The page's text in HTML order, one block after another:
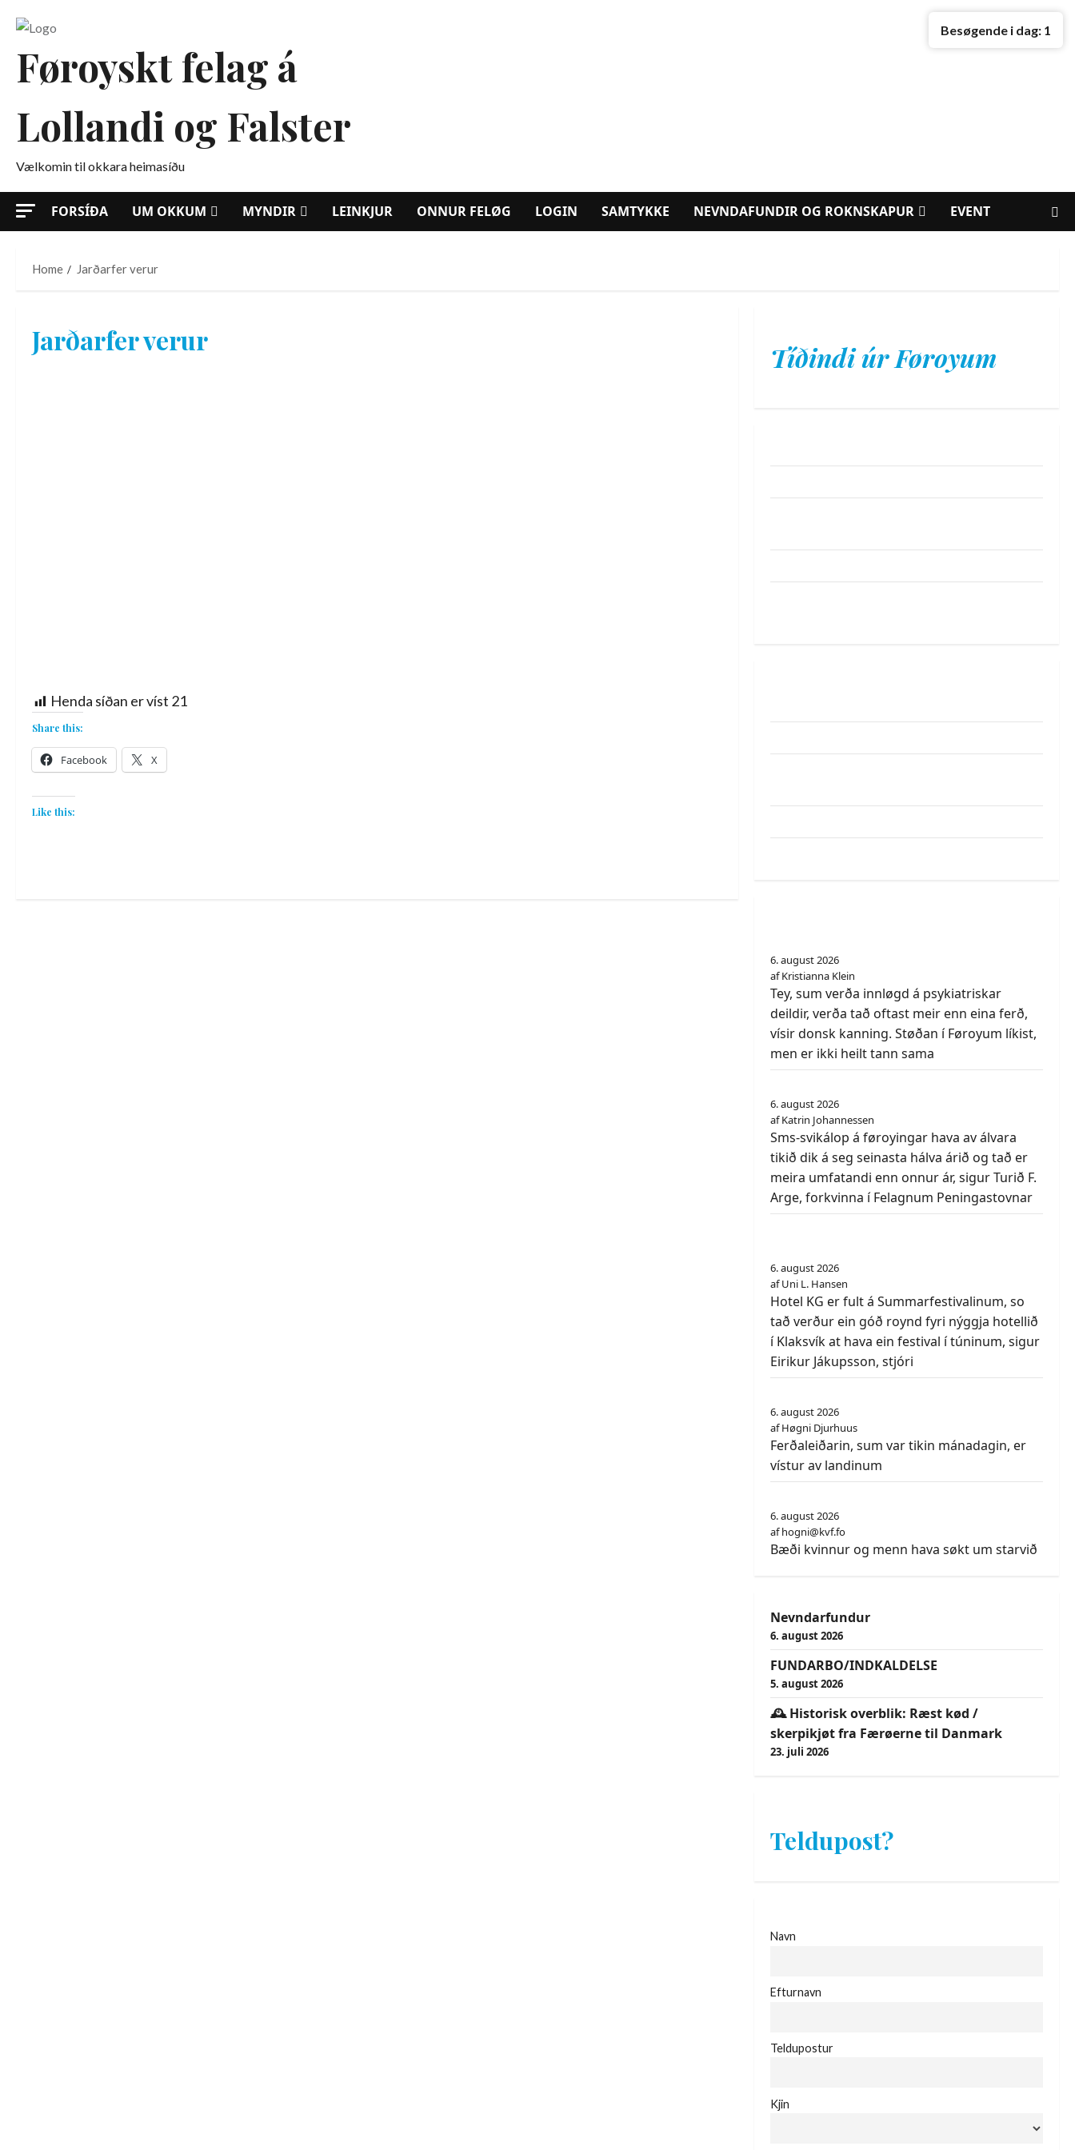
Føroyskt felag á
Lollandi og Falster
Vælkomin til okkara heimasíðu
Besøgende i dag: 1
FORSÍÐA UM OKKUM MYNDIR LEINKJUR ONNUR FELØG LOGIN SAMTYKKE NEVNDAFUNDIR OG ROKNSKAPUR EVENT
Home Jarðarfer verur
Jarðarfer verur
Henda síðan er víst 21
Share this:
Facebook X
Like this:
Tíðindi úr Føroyum
6. august 2026
af Kristianna Klein
Tey, sum verða innløgd á psykiatriskar
deildir, verða tað oftast meir enn eina ferð,
vísir donsk kanning. Støðan í Føroyum líkist,
men er ikki heilt tann sama
6. august 2026
af Katrin Johannessen
Sms-svikálop á føroyingar hava av álvara
tikið dik á seg seinasta hálva árið og tað er
meira umfatandi enn onnur ár, sigur Turið F.
Arge, forkvinna í Felagnum Peningastovnar
6. august 2026
af Uni L. Hansen
Hotel KG er fult á Summarfestivalinum, so
tað verður ein góð roynd fyri nýggja hotellið
í Klaksvík at hava ein festival í túninum, sigur
Eirikur Jákupsson, stjóri
6. august 2026
af Høgni Djurhuus
Ferðaleiðarin, sum var tikin mánadagin, er
vístur av landinum
6. august 2026
af hogni@kvf.fo
Bæði kvinnur og menn hava søkt um starvið
Nevndarfundur
6. august 2026
FUNDARBO/INDKALDELSE
5. august 2026
🕰️ Historisk overblik: Ræst kød /
skerpikjøt fra Færøerne til Danmark
23. juli 2026
Teldupost?
Navn
Efturnavn
Teldupostur
Kjin